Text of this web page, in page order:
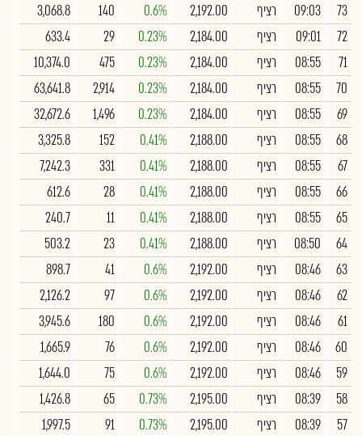
73
09:03 רציף 2,192.00
0.6%
140
3,068.8
72
09:01 רציף 2,184.00
0.23%
29
633.4
71
08:55 רציף 2,184.00
0.23%
475
10,374.0
70
08:55 רציף 2,184.00
0.23%
2,914
63,641.8
69
08:55 רציף 2,184.00
0.23%
1,496
32,672.6
68
08:55 רציף 2,188.00
0.41%
152
3,325.8
67
08:55 רציף 2,188.00
0.41%
331
7,242.3
66
08:55 רציף 2,188.00
0.41%
28
612.6
65
08:55 רציף 2,188.00
0.41%
11
240.7
64
08:50 רציף 2,188.00
0.41%
23
503.2
63
08:46 רציף 2,192.00
0.6%
41
898.7
62
08:46 רציף 2,192.00
0.6%
97
2,126.2
61
08:46 רציף 2,192.00
0.6%
180
3,945.6
60
08:46 רציף 2,192.00
0.6%
76
1,665.9
59
08:46 רציף 2,192.00
0.6%
75
1,644.0
58
08:39 רציף 2,195.00
0.73%
65
1,426.8
57
08:39 רציף 2,195.00
0.73%
91
1,997.5